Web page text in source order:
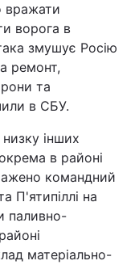
вражати
ворога в
змушує Росію
ремонт,
та
в СБУ.
інших
в районі
командний
П'ятипіллі на
паливно-
матеріально-